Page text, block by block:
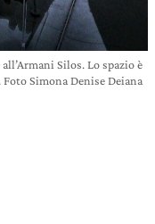
Silos. Lo spazio è
Simona Denise Deiana